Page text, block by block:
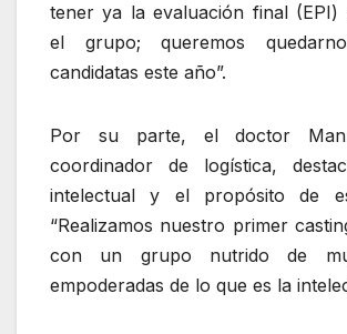
tener ya la evaluación final
el grupo; queremos
candidatas este año”.
Por su parte, el doctor
coordinador de logística,
intelectual y el propósito de
“Realizamos nuestro primer
con un grupo nutrido de
empoderadas de lo que es la